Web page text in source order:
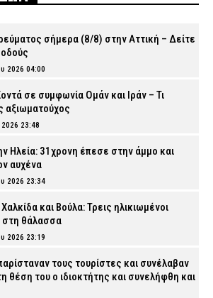
σήμερα (8/8) στην Αττική – Δείτε
2026 04:00
σε συμφωνία Ομάν και Ιράν – Τι
αξιωματούχος
23:48
Ηλεία: 31χρονη έπεσε στην άμμο και
αυχένα
2026 23:34
και Βούλα: Τρεις ηλικιωμένοι
στη θάλασσα
2026 23:19
τους τουρίστες και συνέλαβαν
θέση του ο ιδιοκτήτης και συνελήφθη και